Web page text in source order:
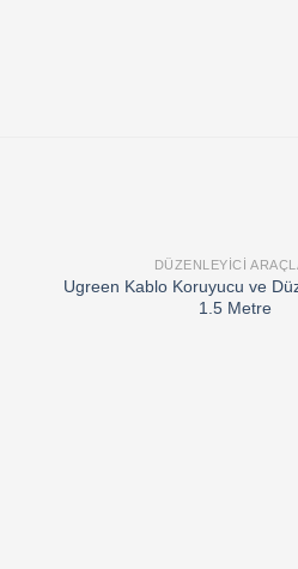
DÜZENLEYICI
Ugreen Kablo Koruyucu ve
1.5 Metre